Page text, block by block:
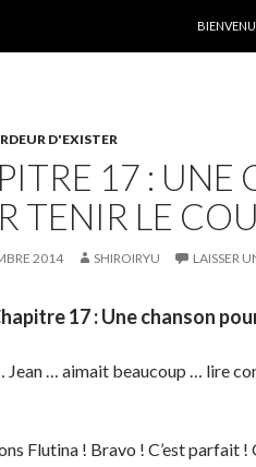
D'EXISTER
17 : UNE
TENIR LE
2014 SHIROIRYU LAISSER
17 : Une chanson
Jean … aimait beaucoup … lire
Flutina ! Bravo ! C’est parfait !